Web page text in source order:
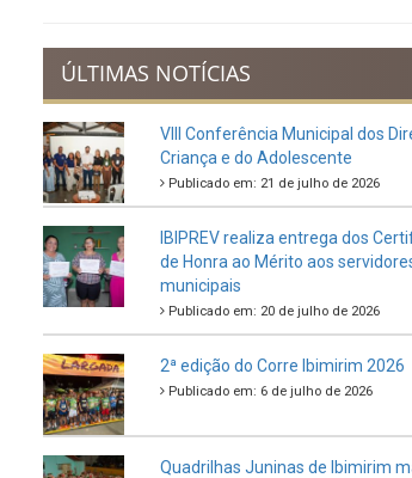
ÚLTIMAS NOTÍCIAS
VIII Conferência Municipal dos
Criança e do Adolescente
Publicado em: 21 de julho de 2026
IBIPREV realiza entrega dos
de Honra ao Mérito aos
municipais
Publicado em: 20 de julho de 2026
2ª edição do Corre Ibimirim 2026
Publicado em: 6 de julho de 2026
Quadrilhas Juninas de Ibimirim